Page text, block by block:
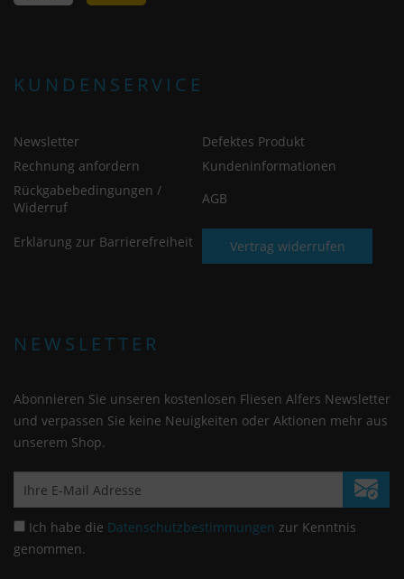
KUNDENSERVICE
Newsletter
Defektes Produkt
Rechnung anfordern
Kundeninformationen
Rückgabebedingungen /
Widerruf
AGB
Erklärung zur Barrierefreiheit Vertrag widerrufen
NEWSLETTER
Abonnieren Sie unseren kostenlosen Fliesen Alfers Newsletter
und verpassen Sie keine Neuigkeiten oder Aktionen mehr aus
unserem Shop.
Ich habe die Datenschutzbestimmungen zur Kenntnis
genommen.